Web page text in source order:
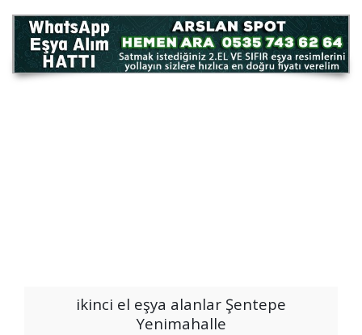
ikinci el eşya alanlar Şentepe
Yenimahalle